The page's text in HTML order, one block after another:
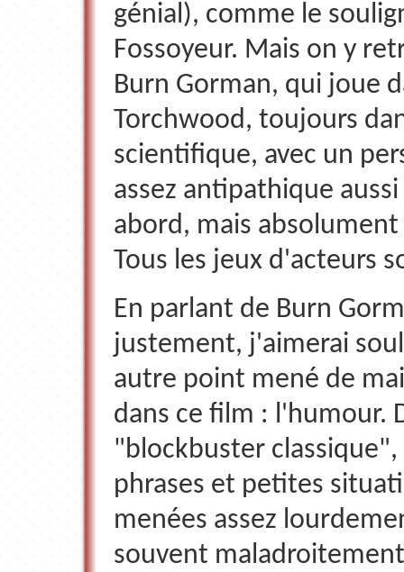
génial), comme le
Fossoyeur. Mais on y
Burn Gorman, qui joue
Torchwood, toujours
scientifique, avec un
assez antipathique
abord, mais
Tous les jeux d'acteurs
En parlant de Burn
justement, j'aimerai
autre point mené de
dans ce film : l'humour.
"blockbuster
phrases et petites
menées assez
souvent